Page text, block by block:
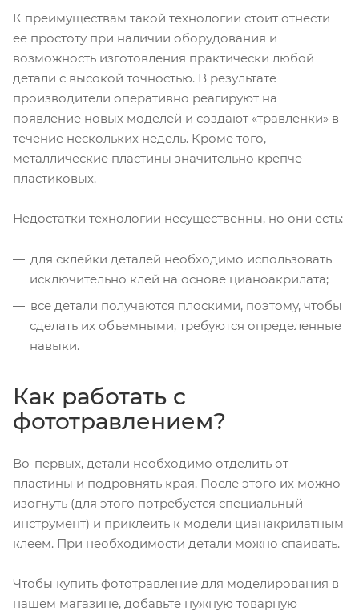
К преимуществам такой технологии стоит отнести
ее простоту при наличии оборудования и
возможность изготовления практически любой
детали с высокой точностью. В результате
производители оперативно реагируют на
появление новых моделей и создают «травленки» в
течение нескольких недель. Кроме того,
металлические пластины значительно крепче
пластиковых.
Недостатки технологии несущественны, но они есть:
для склейки деталей необходимо использовать
исключительно клей на основе цианоакрилата;
все детали получаются плоскими, поэтому, чтобы
сделать их объемными, требуются определенные
навыки.
Как работать с
фототравлением?
Во-первых, детали необходимо отделить от
пластины и подровнять края. После этого их можно
изогнуть (для этого потребуется специальный
инструмент) и приклеить к модели цианакрилатным
клеем. При необходимости детали можно спаивать.
Чтобы купить фототравление для моделирования в
нашем магазине, добавьте нужную товарную